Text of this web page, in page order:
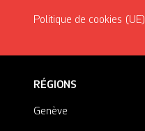
Politique de cookies (UE)
RÉGIONS
Genève